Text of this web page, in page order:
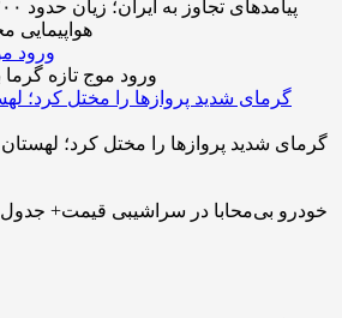
هواپیمایی
ورود موج تازه گرما
گرمای شدید پروازها را مختل کرد؛
خودرو بی‌محابا در سراشیبی قیمت+